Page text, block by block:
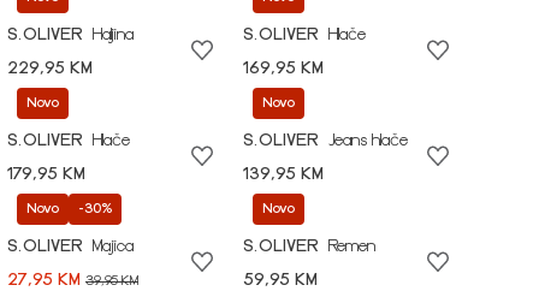
S.OLIVER
Haljina
229,95 KM
S.OLIVER
Hlače
169,95 KM
Novo
S.OLIVER
Hlače
179,95 KM
Novo
S.OLIVER
Jeans hlače
139,95 KM
Novo -30%
S.OLIVER
Majica
27,95 KM 39,95 KM
Novo
S.OLIVER
Remen
59,95 KM